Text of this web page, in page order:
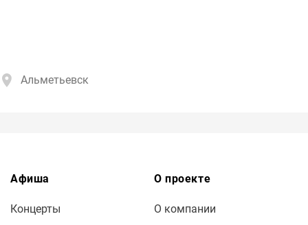
Альметьевск
Афиша
Концерты
О проекте
О компании